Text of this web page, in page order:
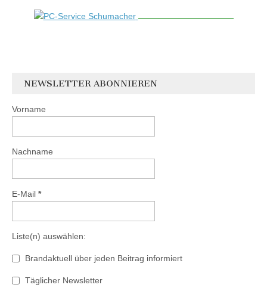
NEWSLETTER ABONNIEREN
Vorname
Nachname
E-Mail *
Liste(n) auswählen:
Brandaktuell über jeden Beitrag informiert
Täglicher Newsletter